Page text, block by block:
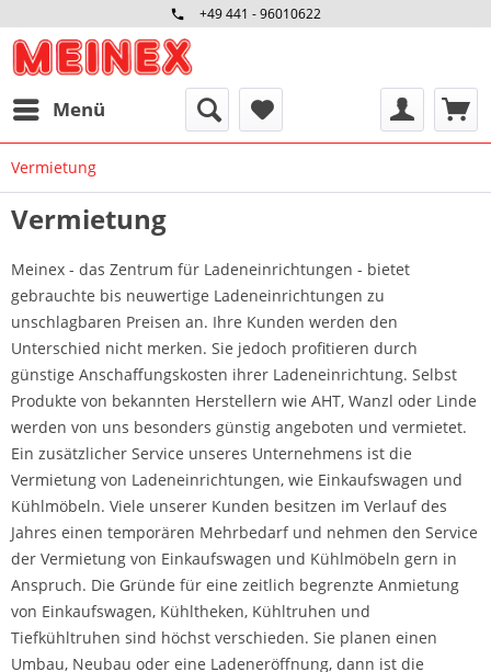
+49 441 - 96010622
Menü
Vermietung
Vermietung
Meinex - das Zentrum für Ladeneinrichtungen - bietet
gebrauchte bis neuwertige Ladeneinrichtungen zu
unschlagbaren Preisen an. Ihre Kunden werden den
Unterschied nicht merken. Sie jedoch profitieren durch
günstige Anschaffungskosten ihrer Ladeneinrichtung. Selbst
Produkte von bekannten Herstellern wie AHT, Wanzl oder Linde
werden von uns besonders günstig angeboten und vermietet.
Ein zusätzlicher Service unseres Unternehmens ist die
Vermietung von Ladeneinrichtungen, wie Einkaufswagen und
Kühlmöbeln. Viele unserer Kunden besitzen im Verlauf des
Jahres einen temporären Mehrbedarf und nehmen den Service
der Vermietung von Einkaufswagen und Kühlmöbeln gern in
Anspruch. Die Gründe für eine zeitlich begrenzte Anmietung
von Einkaufswagen, Kühltheken, Kühltruhen und
Tiefkühltruhen sind höchst verschieden. Sie planen einen
Umbau, Neubau oder eine Ladeneröffnung, dann ist die